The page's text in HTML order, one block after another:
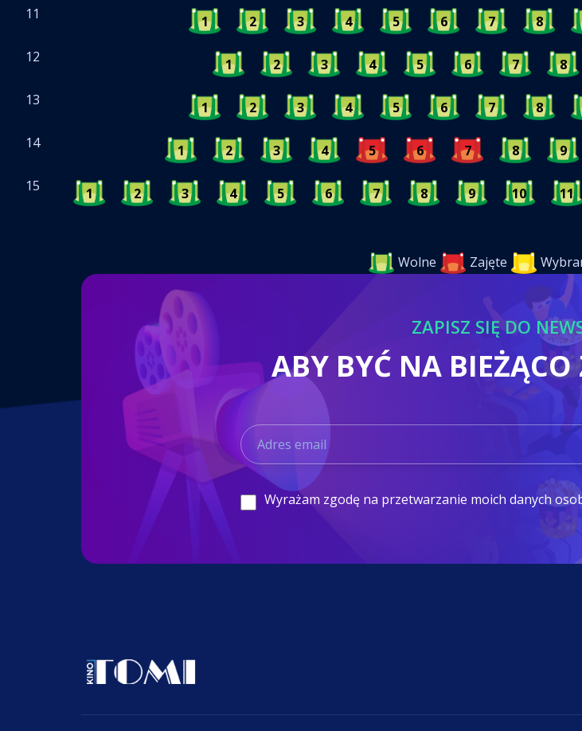
11
1 2 3 4 5 6 7 8
12
1 2 3 4 5 6 7 8
13
1 2 3 4 5 6 7 8
14
1 2 3 4 5 6 7 8 9
15
1 2 3 4 5 6 7 8 9 10 11
Wolne Zajęte
ZAPISZ SIĘ DO
ABY BYĆ NA
Wyrażam zgodę na przetwarzanie moich danych